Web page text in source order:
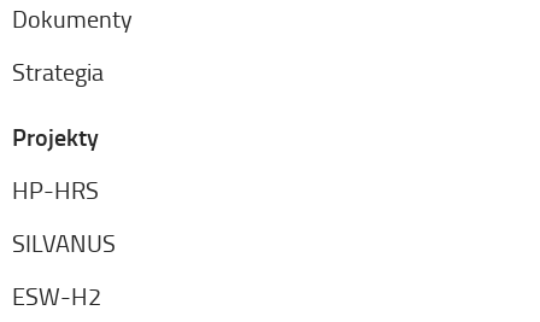
Dokumenty
Strategia
Projekty
HP-HRS
SILVANUS
ESW-H2